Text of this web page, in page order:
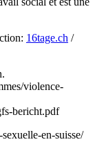
16tage.ch /
violence-
bericht.pdf
en-suisse/